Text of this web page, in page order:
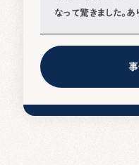
なって驚きました。あ